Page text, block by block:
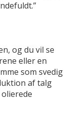
og du vil se
eller en
som svedig
af talg